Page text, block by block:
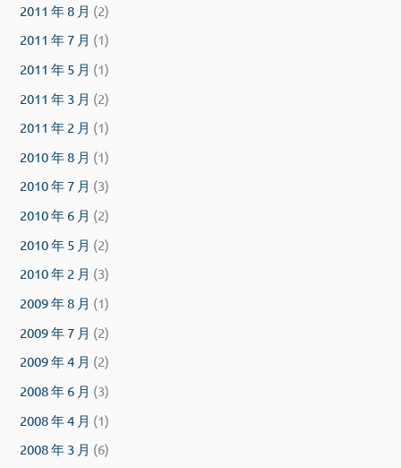
2011 年 8 月 (2)
2011 年 7 月 (1)
2011 年 5 月 (1)
2011 年 3 月 (2)
2011 年 2 月 (1)
2010 年 8 月 (1)
2010 年 7 月 (3)
2010 年 6 月 (2)
2010 年 5 月 (2)
2010 年 2 月 (3)
2009 年 8 月 (1)
2009 年 7 月 (2)
2009 年 4 月 (2)
2008 年 6 月 (3)
2008 年 4 月 (1)
2008 年 3 月 (6)